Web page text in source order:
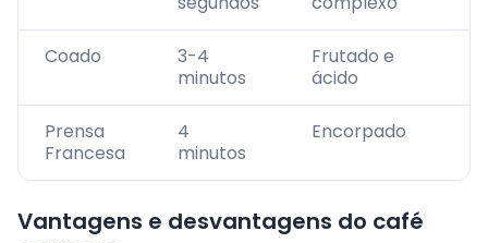
Coado
3-4
minutos
Frutado e
ácido
Prensa
Francesa
4
minutos
Encorpado
Vantagens e desvantagens do café